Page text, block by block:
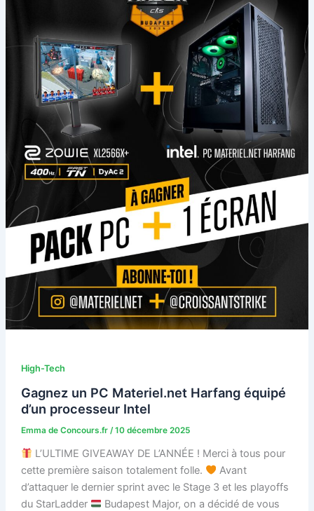
High-Tech
Gagnez un PC Materiel.net Harfang équipé
d’un processeur Intel
Emma de Concours.fr /10 décembre 2025
L’ULTIME GIVEAWAY DE L’ANNÉE ! Merci à tous pour
cette première saison totalement folle.
Avant
d’attaquer le dernier sprint avec le Stage 3 et les playoffs
du StarLadder
Budapest Major, on a décidé de vous